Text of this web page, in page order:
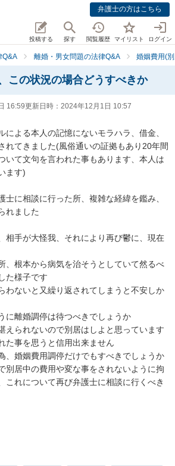
弁護士の方はこちら
投稿する 探す 閲覧履歴 マイリスト ログイン
Q&A 離婚・男女問題の法律Q&A 婚姻費用(
この状況の場合どうすべきか
16:59更新日時： 2024年12月1日 10:57
による本人の記憶にないモラハラ、借金、
れてきました(風俗通いの証拠もあり20年間
いて文句を言われた事もあります、本人は
ます)
士に相談に行った所、複雑な経緯を鑑み、
れました
相手が大怪我、それにより再び鬱に、現在
、根本から病気を治そうとしていて然るべ
た様子です
わないと又繰り返されてしまうと不安しか
に離婚調停は待つべきでしょうか
えられないので別居はしよと思っています
た事を思うと信用出来ません
、婚姻費用調停だけでもすべきでしょうか
別居中の費用や変な事をされないように拘
これについて再び弁護士に相談に行くべき